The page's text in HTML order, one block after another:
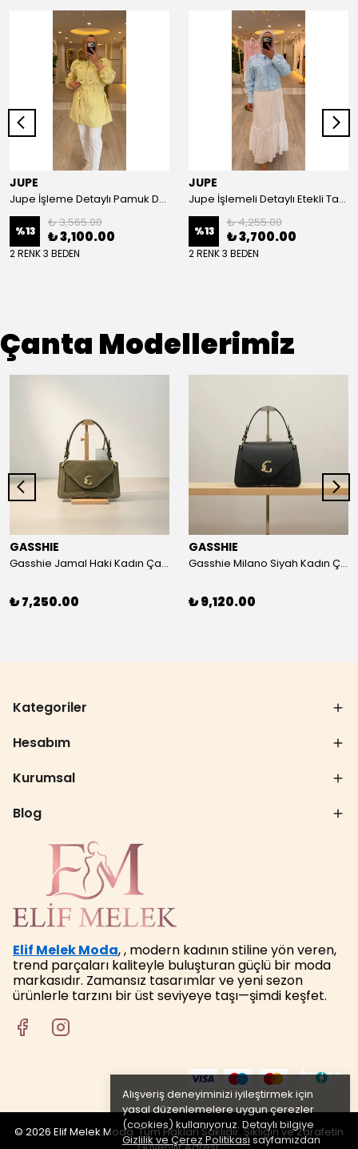
Alışveriş deneyiminizi iyileştirmek için
yasal düzenlemelere uygun çerezler
(cookies) kullanıyoruz. Detaylı bilgiye
Gizlilik ve Çerez Politikasısayfamızdan
JUPE
Jupe İşleme Detaylı Pamuk Dokulu Kuşaklı Kap 9305
%13
₺ 3,565.00
₺ 3,100.00
2 RENK 3 BEDEN
JUPE
Jupe İşlemeli Detaylı Etekli Takım 8663
%13
₺ 4,255.00
₺ 3,700.00
2 RENK 3 BEDEN
Çanta Modellerimiz
GASSHIE
Gasshie Jamal Haki Kadın Çanta 8644
₺ 7,250.00
GASSHIE
Gasshie Milano Siyah Kadın Çanta 8654
₺ 9,120.00
Kategoriler
Hesabım
Kurumsal
Blog
Elif Melek Moda, , modern kadının stiline yön veren,
trend parçaları kaliteyle buluşturan güçlü bir moda
markasıdır. Zamansız tasarımlar ve yeni sezon
ürünlerle tarzını bir üst seviyeye taşı—şimdi keşfet.
© 2026 Elif Melek Moda. Tüm Hakları Saklıdır. Şıklığın ve Zarafetin